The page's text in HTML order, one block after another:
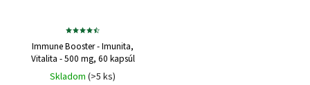
Immune Booster - Imunita,
Vitalita - 500 mg, 60 kapsúl
Skladom (>5 ks)